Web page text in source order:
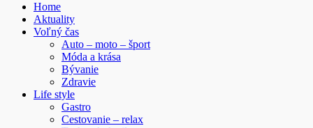
Home
Aktuality
Voľný čas
Auto – moto – šport
Móda a krása
Bývanie
Zdravie
Life style
Gastro
Cestovanie – relax